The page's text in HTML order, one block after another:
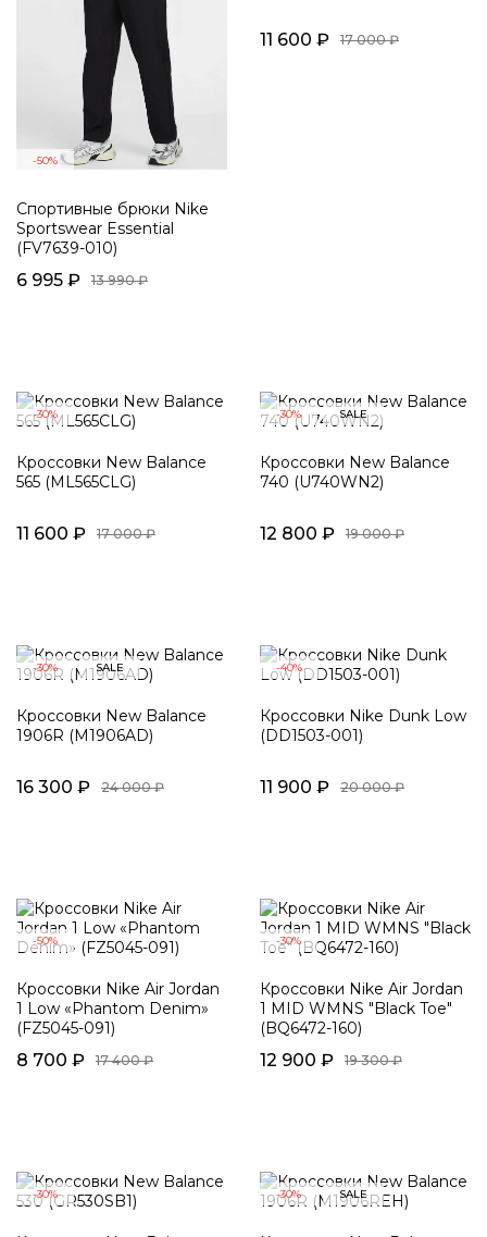
-50%
Спортивные брюки Nike
Sportswear Essential
(FV7639-010)
6 995 ₽ 13 990 ₽
11 600 ₽ 17 000 ₽
-30%
Кроссовки New Balance
565 (ML565CLG)
11 600 ₽ 17 000 ₽
-30% SALE
Кроссовки New Balance
740 (U740WN2)
12 800 ₽ 19 000 ₽
-30% SALE
Кроссовки New Balance
1906R (M1906AD)
16 300 ₽ 24 000 ₽
-40%
Кроссовки Nike Dunk Low
(DD1503-001)
11 900 ₽ 20 000 ₽
-50%
Кроссовки Nike Air Jordan
1 Low «Phantom Denim»
(FZ5045-091)
8 700 ₽ 17 400 ₽
-30%
Кроссовки Nike Air Jordan
1 MID WMNS "Black Toe"
(BQ6472-160)
12 900 ₽ 19 300 ₽
-30% -30% SALE